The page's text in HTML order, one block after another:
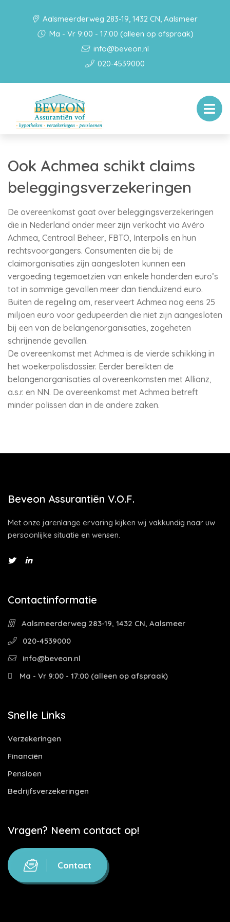
Aalsmeerderweg 283-19, 1432 CN, Aalsmeer
Ma - Vr 9:00 - 17:00 (alleen op afspraak)
info@beveon.nl
020-4539000
Ook Achmea schikt claims
beleggingsverzekeringen
De overeenkomst gaat over beleggingsverzekeringen
die in Nederland onder meer zijn verkocht via Avéro
Achmea, Centraal Beheer, FBTO, Interpolis en hun
rechtsvoorgangers. Consumenten die bij de
claimorganisaties zijn aangesloten kunnen een
vergoeding tegemoetzien van enkele honderden euro’s
tot in sommige gevallen meer dan tienduizend euro.
Buiten de regeling om, reserveert Achmea nog eens 25
miljoen euro voor gedupeerden die niet zijn aangesloten
bij een van de belangenorganisaties, zogeheten
schrijnende gevallen.
De overeenkomst met Achmea is de vierde schikking in
het woekerpolisdossier. Eerder bereikten de
belangenorganisaties al overeenkomsten met Allianz,
a.s.r. en NN. De overeenkomst met Achmea betreft
minder polissen dan in de andere zaken.
Beveon Assurantiën V.O.F.
Met onze jarenlange ervaring kijken wij vakkundig naar uw
persoonlijke situatie en wensen.
Contactinformatie
Aalsmeerderweg 283-19, 1432 CN, Aalsmeer
020-4539000
info@beveon.nl
Ma - Vr 9:00 - 17:00 (alleen op afspraak)
Snelle Links
Verzekeringen
Financiën
Pensioen
Bedrijfsverzekeringen
Vragen? Neem contact op!
Contact